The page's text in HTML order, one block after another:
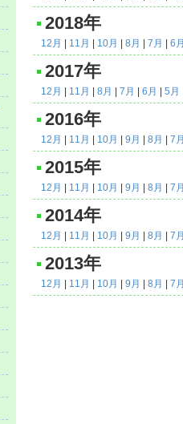
2018年
12月 11月 10月 8月 7月 6
2017年
12月 11月 8月 7月 6月 5月
2016年
12月 11月 10月 9月 8月 7
2015年
12月 11月 10月 9月 8月 7
2014年
12月 11月 10月 9月 8月 7
2013年
12月 11月 10月 9月 8月 7